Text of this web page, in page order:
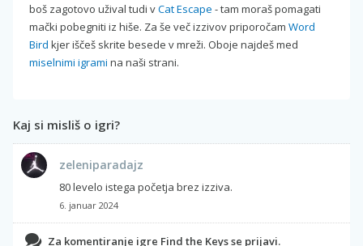
boš zagotovo užival tudi vCat Escape - tam moraš pomagati
mački pobegniti iz hiše. Za še več izzivov priporočam Word
Bird kjer iščeš skrite besede v mreži. Oboje najdeš med
miselnimi igrami na naši strani.
Kaj si misliš o igri?
zeleniparadajz
80 levelo istega početja brez izziva.
6. januar 2024
Za komentiranje igre Find the Keys se prijavi.